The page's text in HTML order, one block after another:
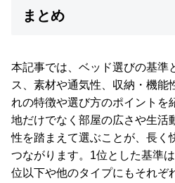
まとめ
本記事では、ベッド選びの基準
ス、素材や通気性、収納・機能
れの特徴や選び方のポイントを
地だけでなく部屋の広さや生活
性を踏まえて選ぶことが、長く
つながります。1位とした基準
位以下や他のタイプにもそれぞ